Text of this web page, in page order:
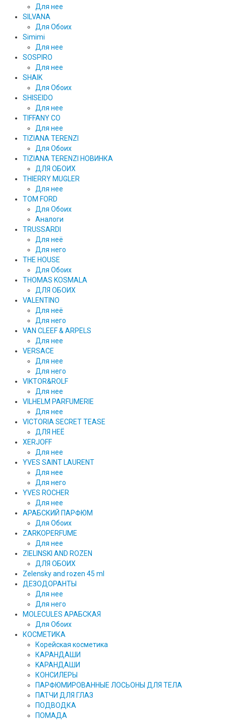
Для нее
SILVANA
Для Обоих
Simimi
Для нее
SOSPIRO
Для нее
SHAIK
Для Обоих
SHISEIDO
Для нее
TIFFANY CO
Для нее
TIZIANA TERENZI
Для Обоих
TIZIANA TERENZI НОВИНКА
ДЛЯ ОБОИХ
THIERRY MUGLER
Для нее
TOM FORD
Для Обоих
Аналоги
TRUSSARDI
Для неё
Для него
THE HOUSE
Для Обоих
THOMAS KOSMALA
ДЛЯ ОБОИХ
VALENTINO
Для неё
Для него
VAN CLEEF & ARPELS
Для нее
VERSACE
Для нее
Для него
VIKTOR&ROLF
Для нее
VILHELM PARFUMERIE
Для нее
VICTORIA SECRET TEASE
ДЛЯ НЕЁ
XERJOFF
Для нее
YVES SAINT LAURENT
Для нее
Для него
YVES ROCHER
Для нее
АРАБСКИЙ ПАРФЮМ
Для Обоих
ZARKOPERFUME
Для нее
ZIELINSKI AND ROZEN
ДЛЯ ОБОИХ
Zelensky and rozen 45 ml
ДЕЗОДОРАНТЫ
Для нее
Для него
MOLECULES АРАБСКАЯ
Для Обоих
КОСМЕТИКА
Корейская косметика
КАРАНДAШИ
KAPAHДАШИ
КОНСИЛЕРЫ
ПАРФЮМИРОВАННЫЕ ЛОСЬОНЫ ДЛЯ ТЕЛА
ПАТЧИ ДЛЯ ГЛАЗ
ПОДВОДКА
ПОМАДА